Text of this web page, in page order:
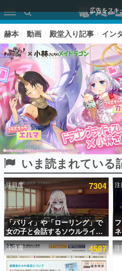
広告をスキ
ピックアップ
電ファミのいま読まれている記事ラ
アプリセール情報
インタビュー
連載・特集一覧
赫本 動画 殿堂入り記事 イン
いま読まれている
注目度 7304
「パリィ」や「ローリング」で
女の子と会話するソウルライク
恋愛ゲーム『小早川さんはソウ
ルライク』無料公開。返事に失
敗すると「YOU DIED」
注
注目度 4587 注